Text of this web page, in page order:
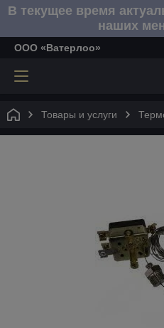
В текущее время
наших
ООО «Ватерлоо»
Товары и услуги